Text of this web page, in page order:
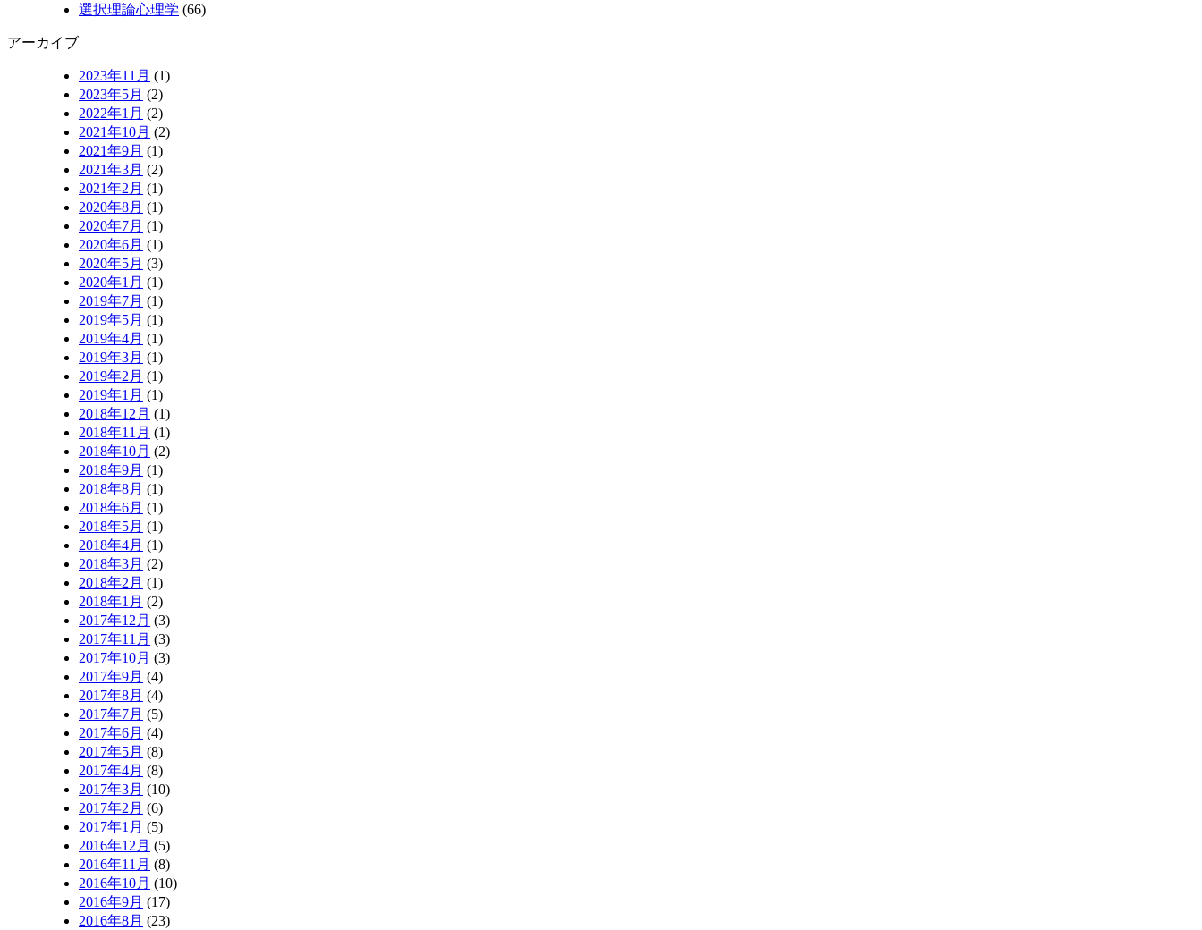
選択理論心理学 (66)
アーカイブ
2023年11月 (1)
2023年5月 (2)
2022年1月 (2)
2021年10月 (2)
2021年9月 (1)
2021年3月 (2)
2021年2月 (1)
2020年8月 (1)
2020年7月 (1)
2020年6月 (1)
2020年5月 (3)
2020年1月 (1)
2019年7月 (1)
2019年5月 (1)
2019年4月 (1)
2019年3月 (1)
2019年2月 (1)
2019年1月 (1)
2018年12月 (1)
2018年11月 (1)
2018年10月 (2)
2018年9月 (1)
2018年8月 (1)
2018年6月 (1)
2018年5月 (1)
2018年4月 (1)
2018年3月 (2)
2018年2月 (1)
2018年1月 (2)
2017年12月 (3)
2017年11月 (3)
2017年10月 (3)
2017年9月 (4)
2017年8月 (4)
2017年7月 (5)
2017年6月 (4)
2017年5月 (8)
2017年4月 (8)
2017年3月 (10)
2017年2月 (6)
2017年1月 (5)
2016年12月 (5)
2016年11月 (8)
2016年10月 (10)
2016年9月 (17)
2016年8月 (23)